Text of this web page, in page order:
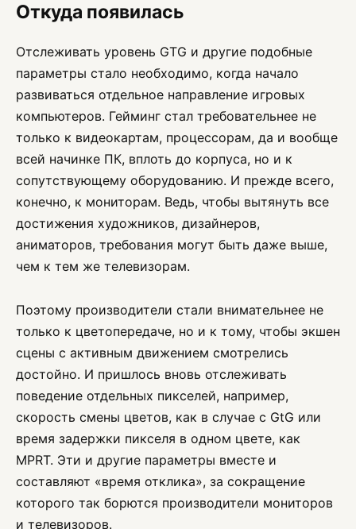
Откуда появилась
Отслеживать уровень GTG и другие подобные
параметры стало необходимо, когда начало
развиваться отдельное направление игровых
компьютеров. Гейминг стал требовательнее не
только к видеокартам, процессорам, да и вообще
всей начинке ПК, вплоть до корпуса, но и к
сопутствующему оборудованию. И прежде всего,
конечно, к мониторам. Ведь, чтобы вытянуть все
достижения художников, дизайнеров,
аниматоров, требования могут быть даже выше,
чем к тем же телевизорам.
Поэтому производители стали внимательнее не
только к цветопередаче, но и к тому, чтобы экшен
сцены с активным движением смотрелись
достойно. И пришлось вновь отслеживать
поведение отдельных пикселей, например,
скорость смены цветов, как в случае с GtG или
время задержки пикселя в одном цвете, как
MPRT. Эти и другие параметры вместе и
составляют «время отклика», за сокращение
которого так борются производители мониторов
и телевизоров.